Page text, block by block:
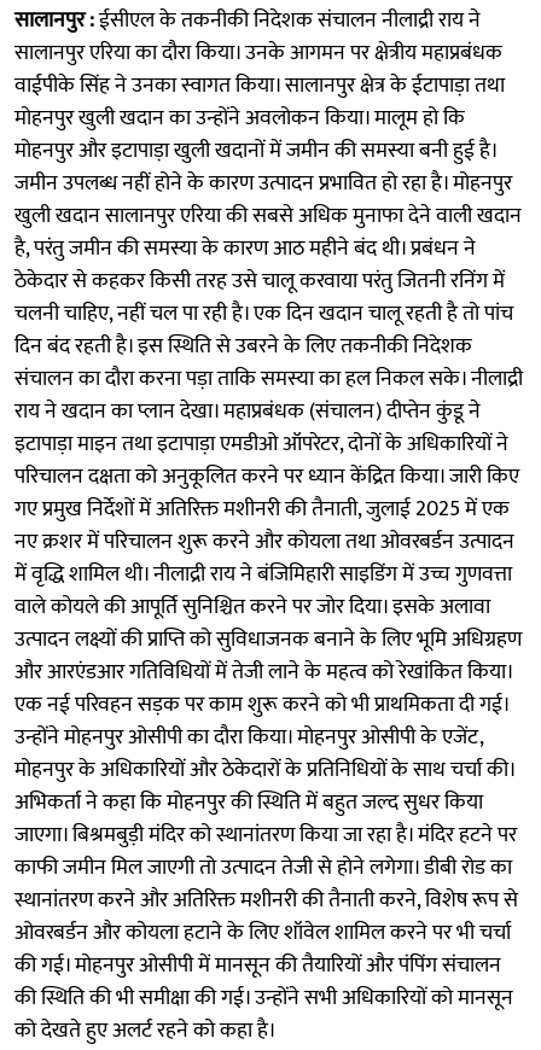
सालानपुर :ईसीएल के तकनीकी निदेशक संचालन नीलाद्री राय ने
सालानपुर एरिया का दौरा किया। उनके आगमन पर क्षेत्रीय महाप्रबंधक
वाईपीके सिंह ने उनका स्वागत किया। सालानपुर क्षेत्र के ईटापाड़ा तथा
मोहनपुर खुली खदान का उन्होंने अवलोकन किया। मालूम हो कि
मोहनपुर और इटापाड़ा खुली खदानों में जमीन की समस्या बनी हुई है।
जमीन उपलब्ध नहीं होने के कारण उत्पादन प्रभावित हो रहा है। मोहनपुर
खुली खदान सालानपुर एरिया की सबसे अधिक मुनाफा देने वाली खदान
है, परंतु जमीन की समस्या के कारण आठ महीने बंद थी। प्रबंधन ने
ठेकेदार से कहकर किसी तरह उसे चालू करवाया परंतु जितनी रनिंग में
चलनी चाहिए, नहीं चल पा रही है। एक दिन खदान चालू रहती है तो पांच
दिन बंद रहती है। इस स्थिति से उबरने के लिए तकनीकी निदेशक
संचालन का दौरा करना पड़ा ताकि समस्या का हल निकल सके। नीलाद्री
राय ने खदान का प्लान देखा। महाप्रबंधक (संचालन) दीप्तेन कुंडू ने
इटापाड़ा माइन तथा इटापाड़ा एमडीओ ऑपरेटर, दोनों के अधिकारियों ने
परिचालन दक्षता को अनुकूलित करने पर ध्यान केंद्रित किया। जारी किए
गए प्रमुख निर्देशों में अतिरिक्त मशीनरी की तैनाती, जुलाई 2025 में एक
नए क्रशर में परिचालन शुरू करने और कोयला तथा ओवरबर्डन उत्पादन
में वृद्धि शामिल थी। नीलाद्री राय ने बंजिमिहारी साइडिंग में उच्च गुणवत्ता
वाले कोयले की आपूर्ति सुनिश्चित करने पर जोर दिया। इसके अलावा
उत्पादन लक्ष्यों की प्राप्ति को सुविधाजनक बनाने के लिए भूमि अधिग्रहण
और आरएंडआर गतिविधियों में तेजी लाने के महत्व को रेखांकित किया।
एक नई परिवहन सड़क पर काम शुरू करने को भी प्राथमिकता दी गई।
उन्होंने मोहनपुर ओसीपी का दौरा किया। मोहनपुर ओसीपी के एजेंट,
मोहनपुर के अधिकारियों और ठेकेदारों के प्रतिनिधियों के साथ चर्चा की।
अभिकर्ता ने कहा कि मोहनपुर की स्थिति में बहुत जल्द सुधर किया
जाएगा। बिश्रमबुड़ी मंदिर को स्थानांतरण किया जा रहा है। मंदिर हटने पर
काफी जमीन मिल जाएगी तो उत्पादन तेजी से होने लगेगा। डीबी रोड का
स्थानांतरण करने और अतिरिक्त मशीनरी की तैनाती करने, विशेष रूप से
ओवरबर्डन और कोयला हटाने के लिए शॉवेल शामिल करने पर भी चर्चा
की गई। मोहनपुर ओसीपी में मानसून की तैयारियों और पंपिंग संचालन
की स्थिति की भी समीक्षा की गई। उन्होंने सभी अधिकारियों को मानसून
को देखते हुए अलर्ट रहने को कहा है।